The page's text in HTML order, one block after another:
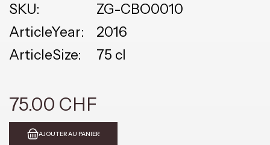
SKU:
ZG-CBO0010
ArticleYear:
2016
ArticleSize:
75 cl
75.00 CHF
AJOUTER AU PANIER